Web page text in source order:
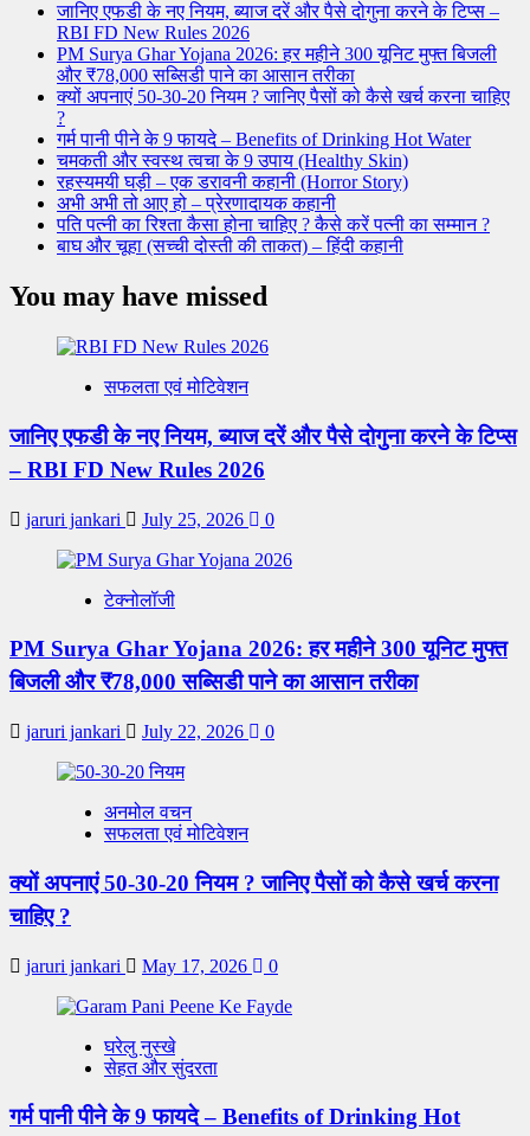
जानिए एफडी के नए नियम, ब्याज दरें और पैसे दोगुना करने के टिप्स –
RBI FD New Rules 2026
PM Surya Ghar Yojana 2026: हर महीने 300 यूनिट मुफ्त बिजली
और ₹78,000 सब्सिडी पाने का आसान तरीका
क्यों अपनाएं 50-30-20 नियम ? जानिए पैसों को कैसे खर्च करना चाहिए
?
गर्म पानी पीने के 9 फायदे – Benefits of Drinking Hot Water
चमकती और स्वस्थ त्वचा के 9 उपाय (Healthy Skin)
रहस्यमयी घड़ी – एक डरावनी कहानी (Horror Story)
अभी अभी तो आए हो – प्रेरणादायक कहानी
पति पत्नी का रिश्ता कैसा होना चाहिए ? कैसे करें पत्नी का सम्मान ?
बाघ और चूहा (सच्ची दोस्ती की ताकत) – हिंदी कहानी
You may have missed
सफलता एवं मोटिवेशन
जानिए एफडी के नए नियम, ब्याज दरें और पैसे दोगुना करने के टिप्स
– RBI FD New Rules 2026
jaruri jankari July 25, 2026 0
टेक्नोलॉजी
PM Surya Ghar Yojana 2026: हर महीने 300 यूनिट मुफ्त
बिजली और ₹78,000 सब्सिडी पाने का आसान तरीका
jaruri jankari July 22, 2026 0
अनमोल वचन
सफलता एवं मोटिवेशन
क्यों अपनाएं 50-30-20 नियम ? जानिए पैसों को कैसे खर्च करना
चाहिए ?
jaruri jankari May 17, 2026 0
घरेलु नुस्खे
सेहत और सुंदरता
गर्म पानी पीने के 9 फायदे – Benefits of Drinking Hot